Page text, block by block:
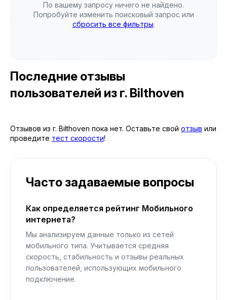
По вашему запросу ничего не найдено.
Попробуйте изменить поисковый запрос или
сбросить все фильтры.
Последние отзывы
пользователей из г. Bilthoven
Отзывов из г. Bilthoven пока нет. Оставьте свой отзыв или
проведите тест скорости!
Часто задаваемые вопросы
Как определяется рейтинг Мобильного
интернета?
Мы анализируем данные только из сетей
мобильного типа. Учитывается средняя
скорость, стабильность и отзывы реальных
пользователей, использующих мобильного
подключение.